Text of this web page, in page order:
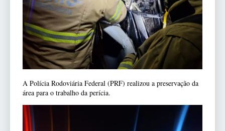
A Polícia Rodoviária Federal (PRF) realizou a preservação da
área para o trabalho da perícia.